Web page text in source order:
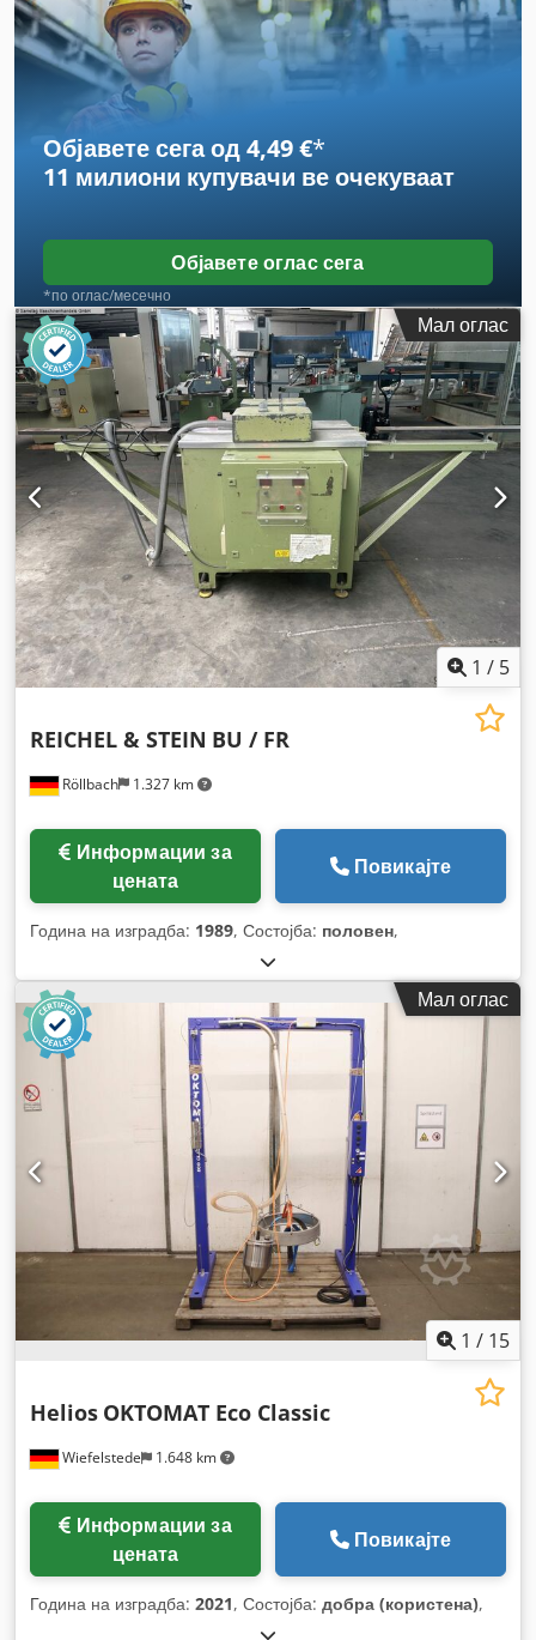
Објавете сега од 4,49 €*
11 милиони купувачи ве очекуваат
Објавете оглас сега
*по оглас/месечно
Мал оглас
1 / 5
Röllbach 1.327 km
REICHEL & STEIN BU / FR
цената
Повикајте
Година на изградба: 1989, Состојба: половен,
Мал оглас
1 / 15
Wiefelstede 1.648 km
Helios OKTOMAT Eco Classic
цената
Повикајте
Година на изградба: 2021, Состојба: добра (користена),